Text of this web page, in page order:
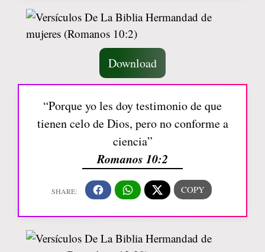
Download
“Porque yo les doy testimonio de que
tienen celo de Dios, pero no conforme a
ciencia”
Romanos 10:2